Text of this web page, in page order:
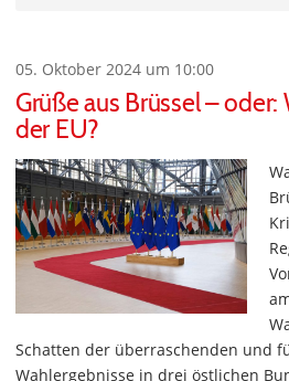
05. Oktober 2024 um 10:00
Grüße aus Brüssel –
der EU?
Schatten der überraschenden und
Wahlergebnisse in drei östlichen